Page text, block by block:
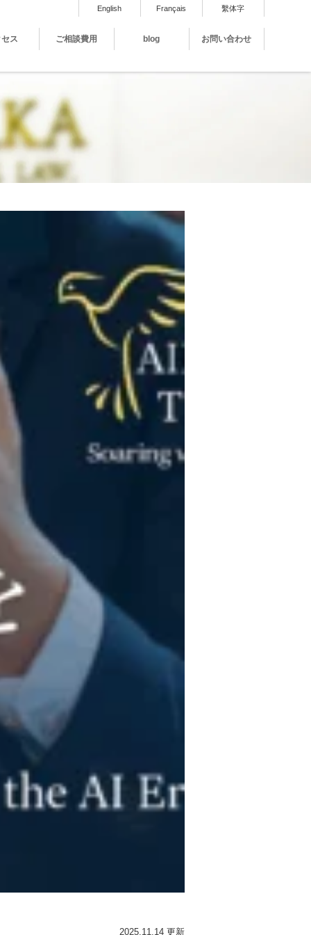
English Français 繫体字
ス ご相談費用 blog お問い合わせ
2025.11.14 更新